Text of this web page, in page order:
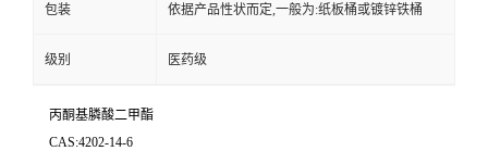
包装 依据产品性状而定,一般为:纸板桶或镀锌铁桶
级别 医药级
丙酮基膦酸二甲酯
CAS:4202-14-6